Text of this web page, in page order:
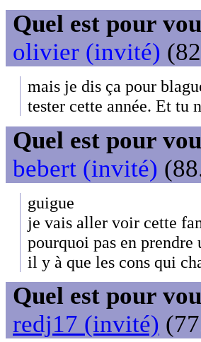
Quel est pour
olivier (invité)
mais je dis ça pour
tester cette année. Et tu
Quel est pour
bebert (invité)
guigue
je vais aller voir cette
pourquoi pas en
il y à que les cons qui
Quel est pour
redj17 (invité)